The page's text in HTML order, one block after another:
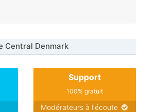
Central Denmark
Support
100% gratuit
Modérateurs à l'écoute